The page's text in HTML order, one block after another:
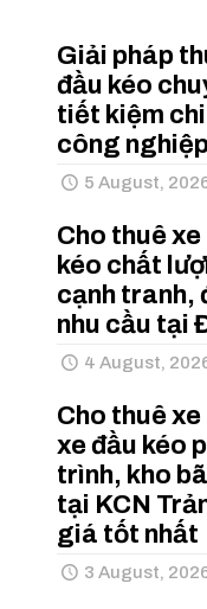
Giải pháp
đầu kéo
tiết kiệm
công
5 August,
Cho thuê
kéo chất
cạnh tranh,
nhu cầu tại
4 August,
Cho thuê
xe đầu kéo
trình, kho
tại KCN
giá tốt nhất
3 August,